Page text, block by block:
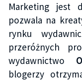
Marketing jest
pozwala na
rynku
przeróżnych
wydawnictwo
blogerzy